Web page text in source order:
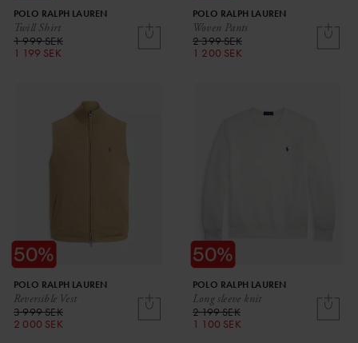
Twill Shirt
POLO RALPH LAUREN
1 999 SEK
1 199 SEK
Woven Pants
POLO RALPH LAUREN
2 399 SEK
1 200 SEK
Reversible Vest
POLO RALPH LAUREN
3 999 SEK
2 000 SEK
Long sleeve knit
POLO RALPH LAUREN
2 199 SEK
1 100 SEK